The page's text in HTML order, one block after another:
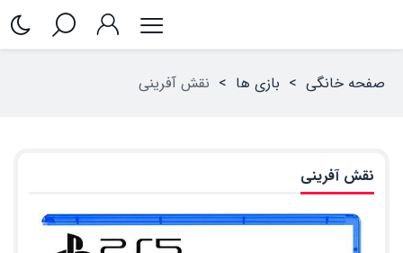
صفحه خانگی > بازی ها > نقش آفرینی
نقش آفرینی